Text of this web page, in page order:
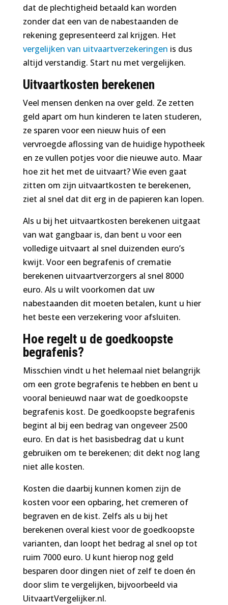
dat de plechtigheid betaald kan worden
zonder dat een van de nabestaanden de
rekening gepresenteerd zal krijgen. Het
vergelijken van uitvaartverzekeringen is dus
altijd verstandig. Start nu met vergelijken.
Uitvaartkosten berekenen
Veel mensen denken na over geld. Ze zetten
geld apart om hun kinderen te laten studeren,
ze sparen voor een nieuw huis of een
vervroegde aflossing van de huidige hypotheek
en ze vullen potjes voor die nieuwe auto. Maar
hoe zit het met de uitvaart? Wie even gaat
zitten om zijn uitvaartkosten te berekenen,
ziet al snel dat dit erg in de papieren kan lopen.
Als u bij het uitvaartkosten berekenen uitgaat
van wat gangbaar is, dan bent u voor een
volledige uitvaart al snel duizenden euro’s
kwijt. Voor een begrafenis of crematie
berekenen uitvaartverzorgers al snel 8000
euro. Als u wilt voorkomen dat uw
nabestaanden dit moeten betalen, kunt u hier
het beste een verzekering voor afsluiten.
Hoe regelt u de goedkoopste
begrafenis?
Misschien vindt u het helemaal niet belangrijk
om een grote begrafenis te hebben en bent u
vooral benieuwd naar wat de goedkoopste
begrafenis kost. De goedkoopste begrafenis
begint al bij een bedrag van ongeveer 2500
euro. En dat is het basisbedrag dat u kunt
gebruiken om te berekenen; dit dekt nog lang
niet alle kosten.
Kosten die daarbij kunnen komen zijn de
kosten voor een opbaring, het cremeren of
begraven en de kist. Zelfs als u bij het
berekenen overal kiest voor de goedkoopste
varianten, dan loopt het bedrag al snel op tot
ruim 7000 euro. U kunt hierop nog geld
besparen door dingen niet of zelf te doen én
door slim te vergelijken, bijvoorbeeld via
UitvaartVergelijker.nl.